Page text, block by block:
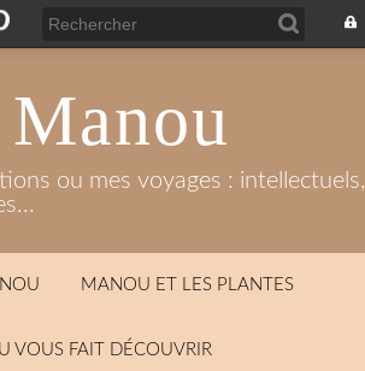
ou mes voyages : intellectuels,
MANOU ET LES PLANTES
VOUS FAIT DÉCOUVRIR